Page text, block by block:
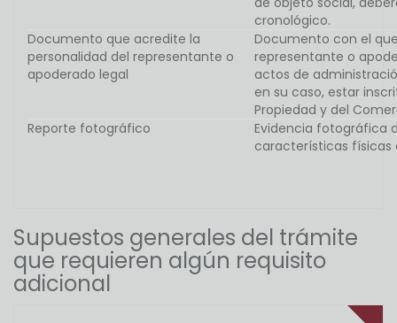
cronológico.
Documento que acredite la
personalidad del representante o
apoderado legal
Documento con el
representante o
actos de
en su caso, estar
Propiedad y del
Reporte fotográfico
Evidencia fotográfica
características físicas
Supuestos generales del trámite
que requieren algún requisito
adicional